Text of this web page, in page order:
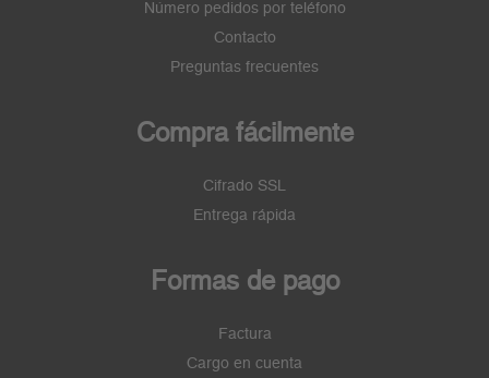
Número pedidos por teléfono
Contacto
Preguntas frecuentes
Compra fácilmente
Cifrado SSL
Entrega rápida
Formas de pago
Factura
Cargo en cuenta